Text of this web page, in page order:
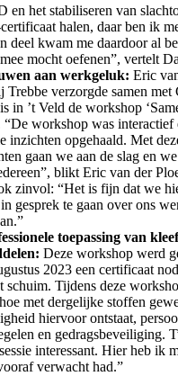
en het stabiliseren van
halen, daar ben ik
deel kwam me daardoor al
mocht oefenen”, vertelt
aan werkgeluk: Eric
Trebbe verzorgde samen
in ’t Veld de workshop
workshop was interactief
inzichten opgehaald. Met
gaan we aan de slag en
blikt Eric van der
zinvol: “Het is fijn dat we
gesprek te gaan over ons
toepassing van
Deze workshop werd
2023 een certificaat
schuim. Tijdens deze
met dergelijke stoffen
hiervoor ontstaat,
en gedragsbeveiliging.
interessant. Hier heb ik
verwacht had.”